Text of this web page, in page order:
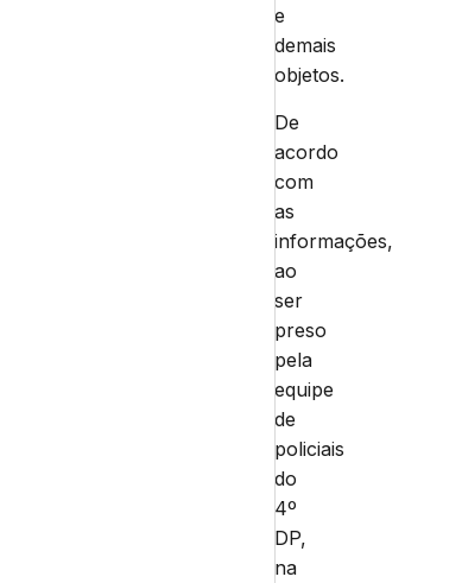
e
demais
objetos.
De
acordo
com
as
informações,
ao
ser
preso
pela
equipe
de
policiais
do
4º
DP,
na